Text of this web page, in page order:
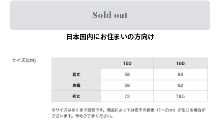
Sold out
日本国内にお住まいの方向け